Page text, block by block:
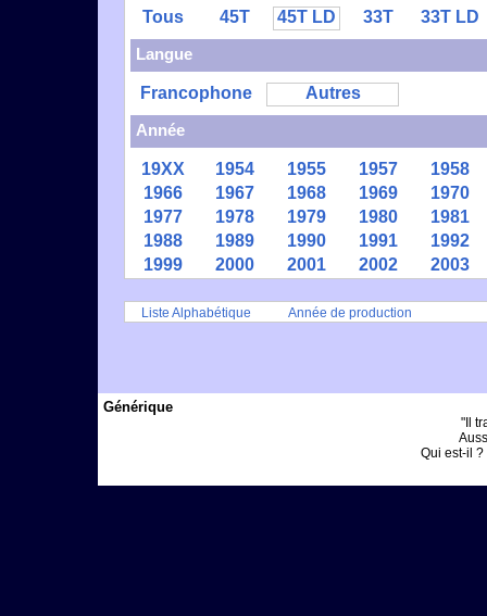
Tous 45T 45T LD 33T
33T LD
Langue
Francophone
Autres
Année
19XX 1954 1955 1957
1958
1966
1967 1968 1969
1970
1977
1978 1979 1980
1981
1988
1989 1990 1991
1992
1999
2000 2001 2002 2003
Liste Alphabétique Année de production
Générique
"Il
Qui est-il